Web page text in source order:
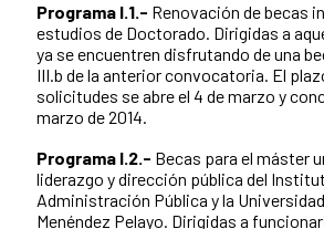
Programa I.1.- Renovación de becas
estudios de Doctorado. Dirigidas a
ya se encuentren disfrutando de una
III.b de la anterior convocatoria. El
solicitudes se abre el 4 de marzo y
marzo de 2014.
Programa I.2.- Becas para el máster
liderazgo y dirección pública del
Administración Pública y la
Menéndez Pelayo. Dirigidas a